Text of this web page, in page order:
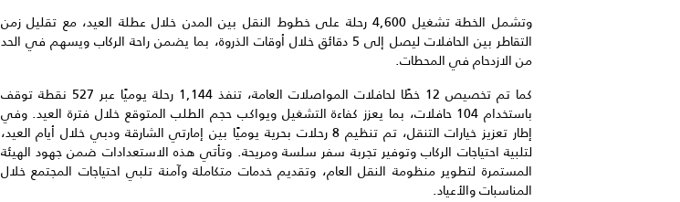
وتشمل الخطة تشغيل 4,600 رحلة على خطوط النقل بين المدن خلال عطلة العيد، مع تقليل زمن
التقاطر بين الحافلات ليصل إلى 5 دقائق خلال أوقات الذروة، بما يضمن راحة الركاب ويسهم في الحد
من الازدحام في المحطات.
كما تم تخصيص 12 خطًا لحافلات المواصلات العامة، تنفذ 1,144 رحلة يوميًا عبر 527 نقطة توقف
باستخدام 104 حافلات، بما يعزز كفاءة التشغيل ويواكب حجم الطلب المتوقع خلال فترة العيد. وفي
إطار تعزيز خيارات التنقل، تم تنظيم 8 رحلات بحرية يوميًا بين إمارتي الشارقة ودبي خلال أيام العيد،
لتلبية احتياجات الركاب وتوفير تجربة سفر سلسة ومريحة. وتأتي هذه الاستعدادات ضمن جهود الهيئة
المستمرة لتطوير منظومة النقل العام، وتقديم خدمات متكاملة وآمنة تلبي احتياجات المجتمع خلال
المناسبات والأعياد.